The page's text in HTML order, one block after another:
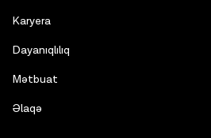
Karyera
Dayanıqlılıq
Mətbuat
Əlaqə